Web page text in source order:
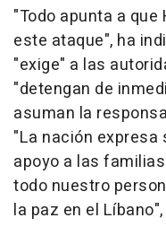
"Todo apunta a
este ataque", ha
"exige" a las
"detengan de
asuman la
"La nación
apoyo a las
todo nuestro
la paz en el